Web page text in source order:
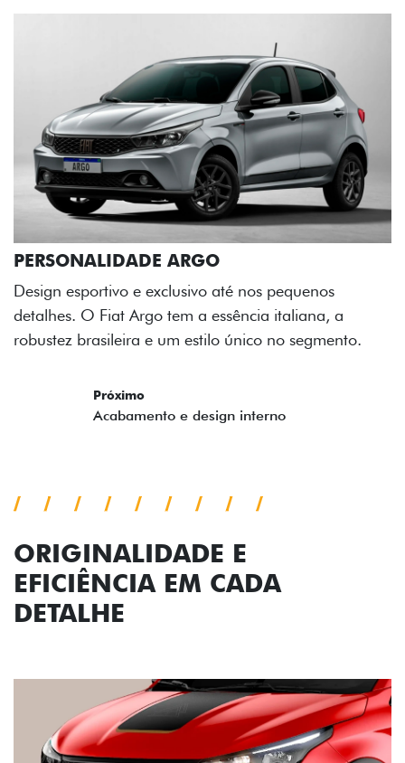
pequenos
italiana, a
no segmento.
ORIGINALIDADE E
EFICIÊNCIA EM CADA
DETALHE